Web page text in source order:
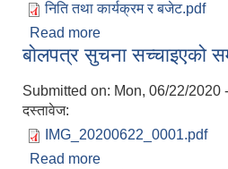
निति तथा कार्यक्रम र बजेट.pdf
Read more
बजेट
बाेलपत्र सुचना सच्चाइएको
Submitted on: Mon, 06/22/2020
दस्तावेज:
IMG_20200622_0001.pdf
Read more